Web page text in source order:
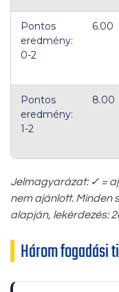
Pontos
eredmény:
0-2
6.00
Pontos
eredmény:
1-2
8.00
Jelmagyarázat: ✓ =
nem ajánlott. Minden
alapján, lekérdezés:
Három fogadási